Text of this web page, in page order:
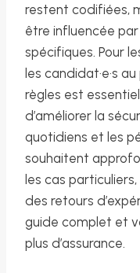
restent codifiées,
être influencée
spécifiques. Pour
les candidat·e·s
règles est
d’améliorer la
quotidiens et les
souhaitent
les cas
des retours
guide complet et
plus d’assurance.